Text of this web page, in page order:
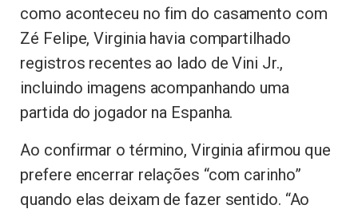
como aconteceu no fim do casamento com
Zé Felipe, Virginia havia compartilhado
registros recentes ao lado de Vini Jr.,
incluindo imagens acompanhando uma
partida do jogador na Espanha.
Ao confirmar o término, Virginia afirmou que
prefere encerrar relações “com carinho”
quando elas deixam de fazer sentido. “Ao